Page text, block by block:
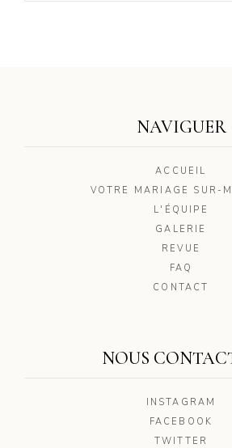
NAVIGUER
ACCUEIL
VOTRE MARIAGE SUR-
L'ÉQUIPE
GALERIE
REVUE
FAQ
CONTACT
NOUS
INSTAGRAM
FACEBOOK
TWITTER